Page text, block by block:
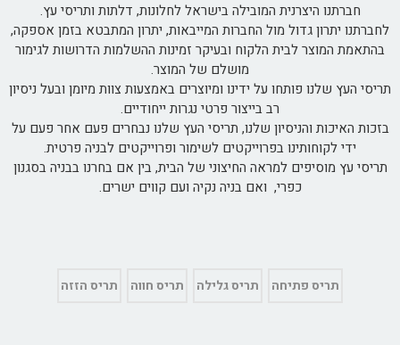
חברתנו היצרנית המובילה בישראל לחלונות, דלתות ותריסי עץ.
לחברתנו יתרון גדול מול החברות המייבאות, יתרון המתבטא בזמן אספקה,
בהתאמת המוצר לבית הלקוח ובעיקר זמינות ההשלמות הדרושות לגימור
מושלם של המוצר.
תריסי העץ שלנו פותחו על ידינו ומיוצרים באמצעות צוות מיומן ובעל ניסיון
רב בייצור פרטי נגרות ייחודיים.
בזכות האיכות והניסיון שלנו, תריסי העץ שלנו נבחרים פעם אחר פעם על
ידי לקוחותינו בפרוייקטים לשימור ופרוייקטים לבניה פרטית.
תריסי עץ מוסיפים למראה החיצוני של הבית, בין אם בחרנו בבניה בסגנון
כפרי, ואם בניה נקיה ועם קווים ישרים.
תריס פתיחה תריס גלילה תריס חווה תריס הזזה